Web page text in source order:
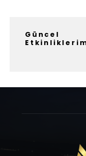
Güncel